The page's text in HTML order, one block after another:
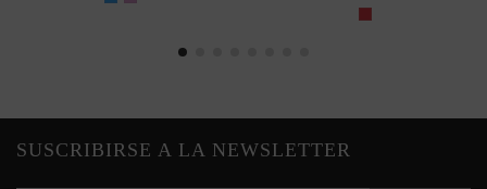
SUSCRIBIRSE A LA NEWSLETTER